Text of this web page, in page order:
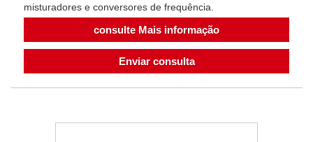
misturadores e conversores de frequência.
consulte Mais informação
Enviar consulta